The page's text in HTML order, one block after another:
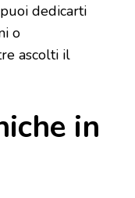
dedicarti
o
ascolti il
in